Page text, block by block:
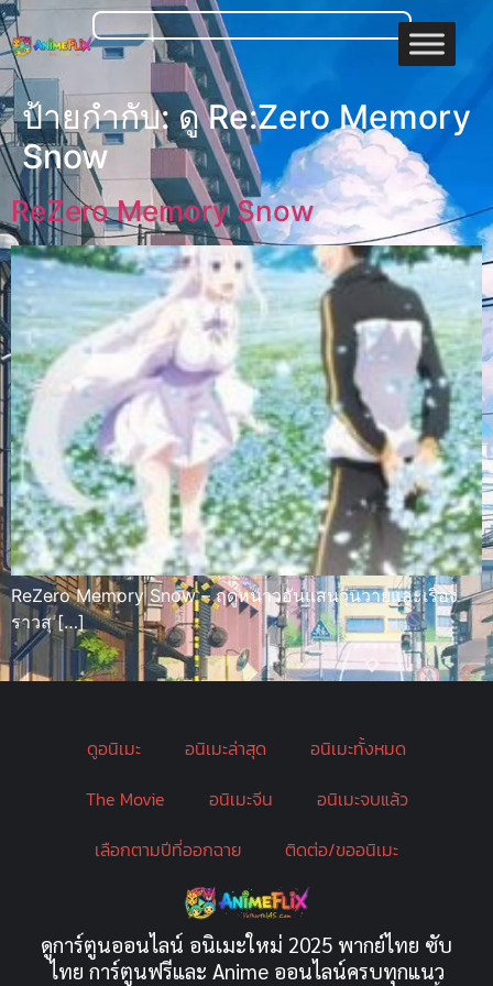
ป้ายกำกับ:ดู Re:Zero Memory
Snow
ReZero Memory Snow
ReZero Memory Snow – ฤดูหนาวอันแสนวุ่นวายและเรื่อง
ราวสุ […]
ดูอนิเมะ อนิเมะล่าสุด
อนิเมะทั้งหมด
The Movie
อนิเมะจีน
อนิเมะจบแล้ว
เลือกตามปีที่ออกฉาย
ติดต่อ/ขออนิเมะ
ดูการ์ตูนออนไลน์ อนิเมะใหม่ 2025 พากย์ไทย ซับ
ไทย การ์ตูนฟรีและ Anime ออนไลน์ครบทุกแนว